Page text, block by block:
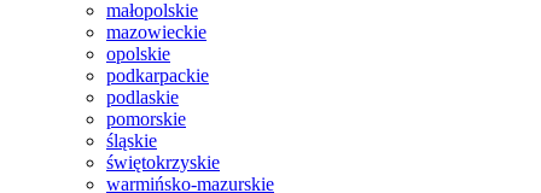
małopolskie
mazowieckie
opolskie
podkarpackie
podlaskie
pomorskie
śląskie
świętokrzyskie
warmińsko-mazurskie